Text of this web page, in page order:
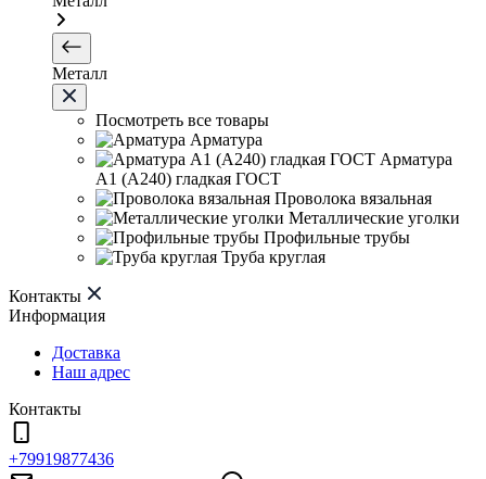
Металл
Посмотреть все товары
Арматура
Арматура
А1 (А240) гладкая ГОСТ
Проволока вязальная
Металлические уголки
Профильные трубы
Труба круглая
Контакты
Информация
Доставка
Наш адрес
Контакты
+79919877436